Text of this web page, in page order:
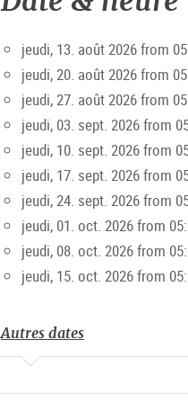
Popularité de la Schranne
Depuis ses débuts, la
stands : il faut généralement
Lire aussi : Un matin à la
Heures du marché
Chaque jeudi de 4h à 13h
jeudi, 13. août 2026 from
jeudi, 20. août 2026 from
jeudi, 27. août 2026 from
jeudi, 03. sept. 2026 from
jeudi, 10. sept. 2026 from
jeudi, 17. sept. 2026 from
jeudi, 24. sept. 2026 from
jeudi, 01. oct. 2026 from
jeudi, 08. oct. 2026 from
jeudi, 15. oct. 2026 from
Autres dates